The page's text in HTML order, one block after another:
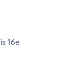
16e